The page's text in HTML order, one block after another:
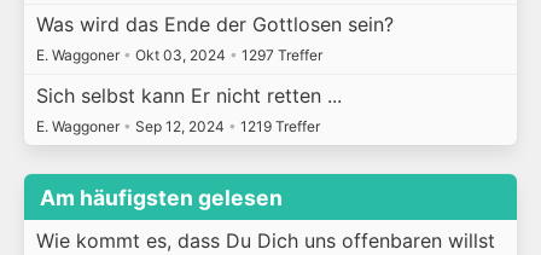
Was wird das Ende der Gottlosen sein?
E. Waggoner • Okt 03, 2024 • 1297 Treffer
Sich selbst kann Er nicht retten ...
E. Waggoner • Sep 12, 2024 • 1219 Treffer
Am häufigsten gelesen
Wie kommt es, dass Du Dich uns offenbaren willst